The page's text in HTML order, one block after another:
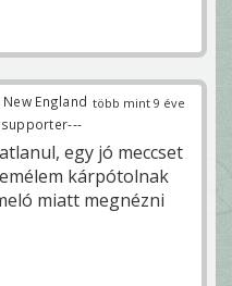
több mint 9 éve
England
supporter---
egy jó meccset
kárpótolnak
miatt megnézni